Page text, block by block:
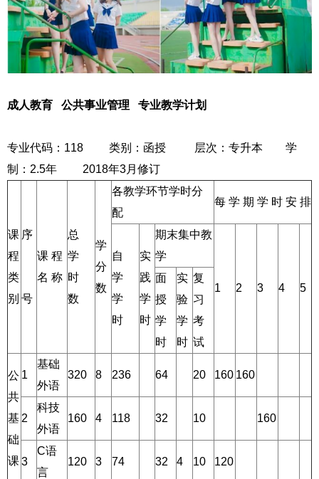
成人教育 公共事业管理 专业教学计划
专业代码：118 类别：函授 层次：专升本 学
制：2.5年 2018年3月修订
课
程
类
别
序
号
课 程
名 称
总
学
时
数
学
分
数
各教学环节学时分
配
每 学 期 学 时 安 排
自
学
学
时
实
践
学
时
期末集中教
学
1 2 3 4 5
面
授
学
时
实
验
学
时
复
习
考
试
公
共
基
础
课
1
基础
外语
320 8 236 64 20 160 160
2
科技
外语
160 4 118 32 10 160
3
C语
言
120 3 74 32 4 10 120